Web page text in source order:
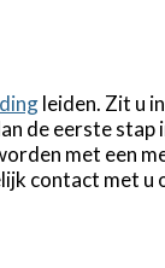
leiden. Zit u
de eerste
met een
contact met u